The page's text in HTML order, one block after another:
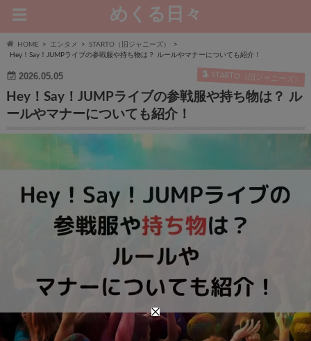
めくる日々
HOME エンタメ
STARTO（旧ジャニーズ）
Hey！Say！JUMPライブの参戦服や持ち物は？ ルールやマナーについても紹介！
2026.05.05 STARTO（旧ジャニーズ）
Hey！Say！JUMPライブの参戦服や持ち物は？ ル
ールやマナーについても紹介！